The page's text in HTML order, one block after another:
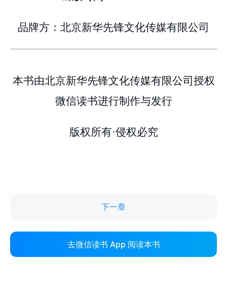
下一章
去微信读书 App 阅读本书